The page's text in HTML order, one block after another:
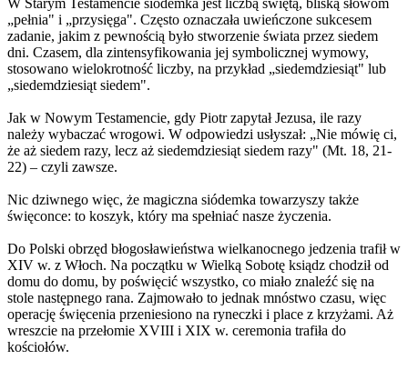
„pełnia" i „przysięga". Często oznaczała uwieńczone sukcesem
zadanie, jakim z pewnością było stworzenie świata przez siedem
dni. Czasem, dla zintensyfikowania jej symbolicznej wymowy,
stosowano wielokrotność liczby, na przykład „siedemdziesiąt" lub
„siedemdziesiąt siedem".
Jak w Nowym Testamencie, gdy Piotr zapytał Jezusa, ile razy
należy wybaczać wrogowi. W odpowiedzi usłyszał: „Nie mówię ci,
że aż siedem razy, lecz aż siedemdziesiąt siedem razy" (Mt. 18, 21-
22) – czyli zawsze.
Nic dziwnego więc, że magiczna siódemka towarzyszy także
święconce: to koszyk, który ma spełniać nasze życzenia.
Do Polski obrzęd błogosławieństwa wielkanocnego jedzenia trafił w
XIV w. z Włoch. Na początku w Wielką Sobotę ksiądz chodził od
domu do domu, by poświęcić wszystko, co miało znaleźć się na
stole następnego rana. Zajmowało to jednak mnóstwo czasu, więc
operację święcenia przeniesiono na ryneczki i place z krzyżami. Aż
wreszcie na przełomie XVIII i XIX w. ceremonia trafiła do
kościołów.